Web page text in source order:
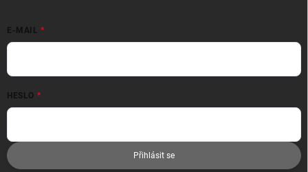
E-MAIL
HESLO
Přihlásit se